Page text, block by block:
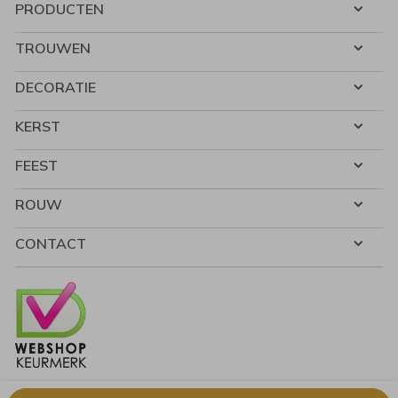
PRODUCTEN
TROUWEN
DECORATIE
KERST
FEEST
ROUW
CONTACT